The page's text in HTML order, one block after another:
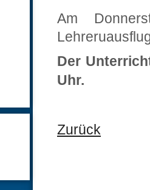
Am
Der
Uhr.
Zurück